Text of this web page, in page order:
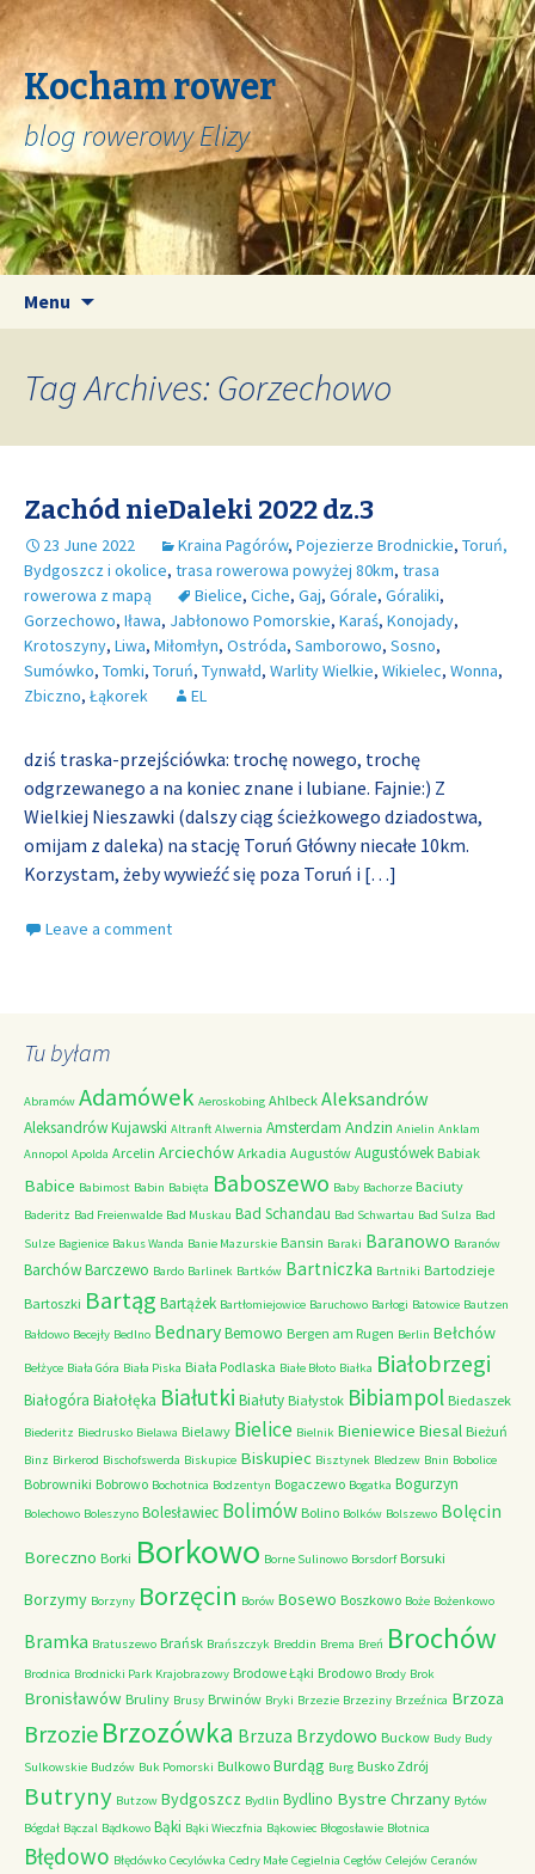
Kocham rower
blog rowerowy Elizy
Menu
Tag Archives: Gorzechowo
Zachód nieDaleki 2022 dz.3
23 June 2022 Kraina Pagórów, Pojezierze Brodnickie, Toruń,
Bydgoszcz i okolice, trasa rowerowa powyżej 80km, trasa
rowerowa z mapą
Bielice, Ciche, Gaj, Górale, Góraliki,
Gorzechowo, Iława, Jabłonowo Pomorskie, Karaś, Konojady,
Krotoszyny, Liwa, Miłomłyn, Ostróda, Samborowo, Sosno,
Sumówko, Tomki, Toruń, Tynwałd, Warlity Wielkie, Wikielec, Wonna,
Zbiczno, Łąkorek EL
dziś traska-przejściówka: trochę nowego, trochę
odgrzewanego a na koniec znane i lubiane. Fajnie:) Z
Wielkiej Nieszawki (dalszy ciąg ścieżkowego dziadostwa,
omijam z daleka) na stację Toruń Główny niecałe 10km.
Korzystam, żeby wywieźć się poza Toruń i […]
Leave a comment
Tu byłam
Abramów Adamówek Aeroskobing Ahlbeck Aleksandrów
Aleksandrów Kujawski Altranft Alwernia Amsterdam Andzin Anielin Anklam
Annopol Apolda Arcelin Arciechów Arkadia Augustów Augustówek Babiak
Babice Babimost Babin Babięta Baboszewo Baby Bachorze Baciuty
Baderitz Bad Freienwalde Bad Muskau Bad Schandau Bad Schwartau Bad Sulza Bad
Sulze Bagienice Bakus Wanda Banie Mazurskie Bansin Baraki Baranowo Baranów
BarchówBarczewo Bardo Barlinek Bartków Bartniczka Bartniki Bartodzieje
Bartoszki Bartąg Bartążek Bartłomiejowice Baruchowo Barłogi Batowice Bautzen
Bałdowo Becejły Bedlno BednaryBemowo Bergen am Rugen Berlin Bełchów
Bełżyce Biała Góra Biała Piska Biała Podlaska Białe Błoto Białka Białobrzegi
Białogóra Białołęka Białutki Białuty Białystok Bibiampol Biedaszek
Biederitz Biedrusko Bielawa Bielawy Bielice Bielnik Bieniewice Biesal Bieżuń
Binz Birkerod Bischofswerda Biskupice Biskupiec Bisztynek Bledzew Bnin Bobolice
Bobrowniki Bobrowo Bochotnica Bodzentyn Bogaczewo Bogatka Bogurzyn
Bolechowo Boleszyno Bolesławiec Bolimów Bolino Bolków Bolszewo Bolęcin
Boreczno Borki Borkowo Borne Sulinowo Borsdorf Borsuki
Borzymy Borzyny Borzęcin Borów Bosewo Boszkowo Boże Bożenkowo
Bramka Bratuszewo Brańsk Brańszczyk Breddin Brema Breń Brochów
Brodnica Brodnicki Park Krajobrazowy Brodowe Łąki Brodowo Brody Brok
Bronisławów Bruliny Brusy Brwinów Bryki Brzezie Brzeziny Brzeźnica Brzoza
Brzozie Brzozówka Brzuza Brzydowo Buckow Budy Budy
Sulkowskie Budzów Buk Pomorski Bulkowo Burdąg Burg Busko Zdrój
Butryny Butzow Bydgoszcz Bydlin Bydlino Bystre Chrzany Bytów
Bógdał Bączal Bądkowo Bąki Bąki Wieczfnia Bąkowiec Błogosławie Błotnica
Błędowo Błędówko Cecylówka Cedry Małe Cegielnia Cegłów Celejów Ceranów